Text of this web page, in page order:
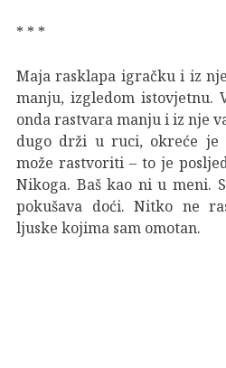
* * *
Maja rasklapa igračku i iz
manju, izgledom istovjetnu.
onda rastvara manju i iz nje
dugo drži u ruci, okreće je
može rastvoriti – to je
Nikoga. Baš kao ni u meni.
pokušava doći. Nitko ne
ljuske kojima sam omotan.